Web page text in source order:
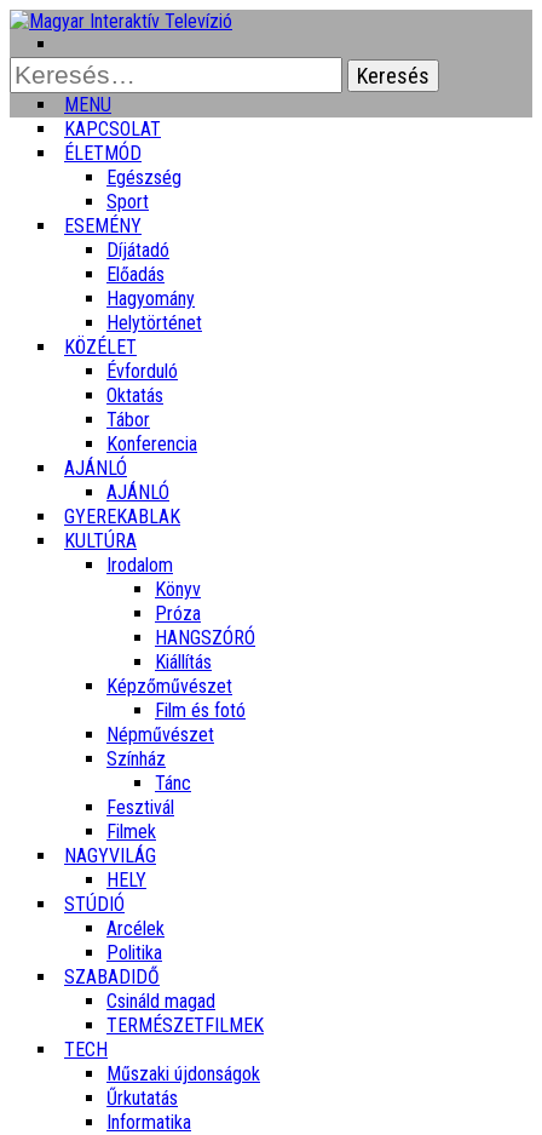
Keresés:
MENU
KAPCSOLAT
ÉLETMÓD
Egészség
Sport
ESEMÉNY
Díjátadó
Előadás
Hagyomány
Helytörténet
KÖZÉLET
Évforduló
Oktatás
Tábor
Konferencia
AJÁNLÓ
AJÁNLÓ
GYEREKABLAK
KULTÚRA
Irodalom
Könyv
Próza
HANGSZÓRÓ
Kiállítás
Képzőművészet
Film és fotó
Népművészet
Színház
Tánc
Fesztivál
Filmek
NAGYVILÁG
HELY
STÚDIÓ
Arcélek
Politika
SZABADIDŐ
Csináld magad
TERMÉSZETFILMEK
TECH
Műszaki újdonságok
Űrkutatás
Informatika